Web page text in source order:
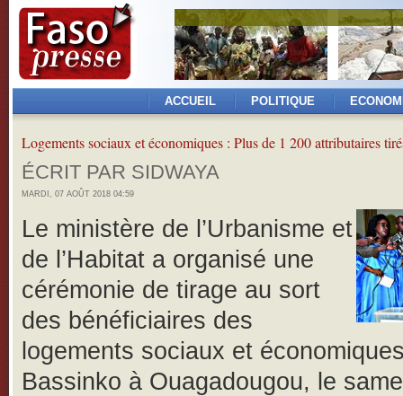
ACCUEIL POLITIQUE
Logements sociaux et économiques : Plus de 1 200 attributaires
ÉCRIT PAR SIDWAYA
MARDI, 07 AOÛT 2018 04:59
Le ministère de l’Urbanisme et
de l’Habitat a organisé une
cérémonie de tirage au sort
des bénéficiaires des
logements sociaux et
Bassinko à Ouagadougou, le